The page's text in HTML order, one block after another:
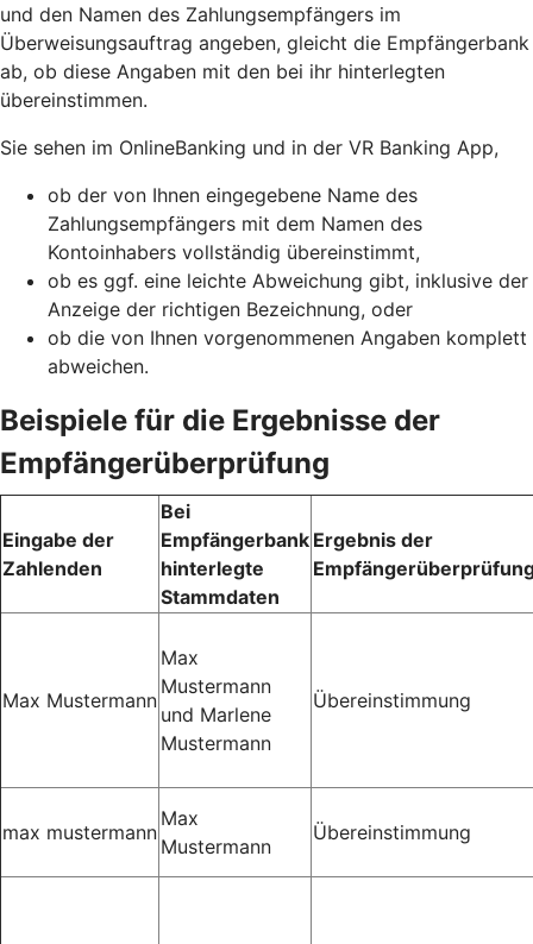
und den Namen des Zahlungsempfängers im
Überweisungsauftrag angeben, gleicht die Empfängerbank
ab, ob diese Angaben mit den bei ihr hinterlegten
übereinstimmen.
Sie sehen im OnlineBanking und in der VR Banking App,
ob der von Ihnen eingegebene Name des
Zahlungsempfängers mit dem Namen des
Kontoinhabers vollständig übereinstimmt,
ob es ggf. eine leichte Abweichung gibt, inklusive der
Anzeige der richtigen Bezeichnung, oder
ob die von Ihnen vorgenommenen Angaben komplett
abweichen.
Beispiele für die Ergebnisse der
Empfängerüberprüfung
Eingabe der
Zahlenden
Bei
Empfängerbank
hinterlegte
Stammdaten
Ergebnis der
Max Mustermann
Max
Mustermann
und Marlene
Mustermann
Übereinstimmung
max mustermann
Max
Mustermann
Übereinstimmung